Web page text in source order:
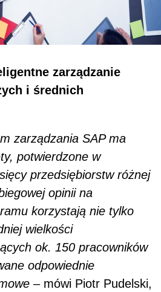
zarządzanie
i średnich
zarządzania SAP ma
potwierdzone w
przedsiębiorstw różnej
opinii na
korzystają nie tylko
wielkości
ok. 150 pracowników
odpowiednie
– mówi Piotr Pudelski,